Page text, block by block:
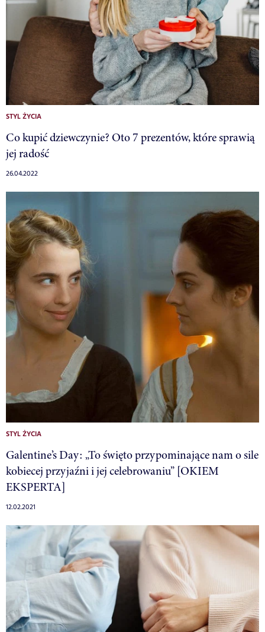
STYL ŻYCIA
Co kupić dziewczynie? Oto 7 prezentów, które sprawią
jej radość
26.04.2022
STYL ŻYCIA
Galentine’s Day: „To święto przypominające nam o sile
kobiecej przyjaźni i jej celebrowaniu” [OKIEM
EKSPERTA]
12.02.2021